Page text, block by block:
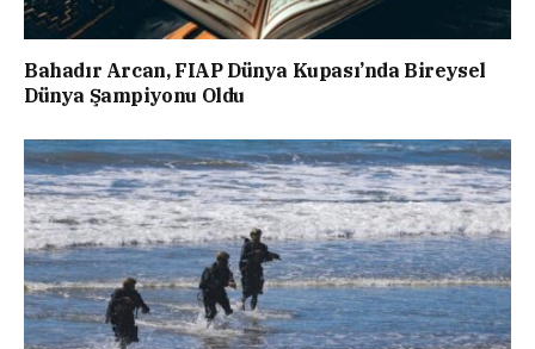
Bahadır Arcan, FIAP Dünya Kupası’nda Bireysel
Dünya Şampiyonu Oldu